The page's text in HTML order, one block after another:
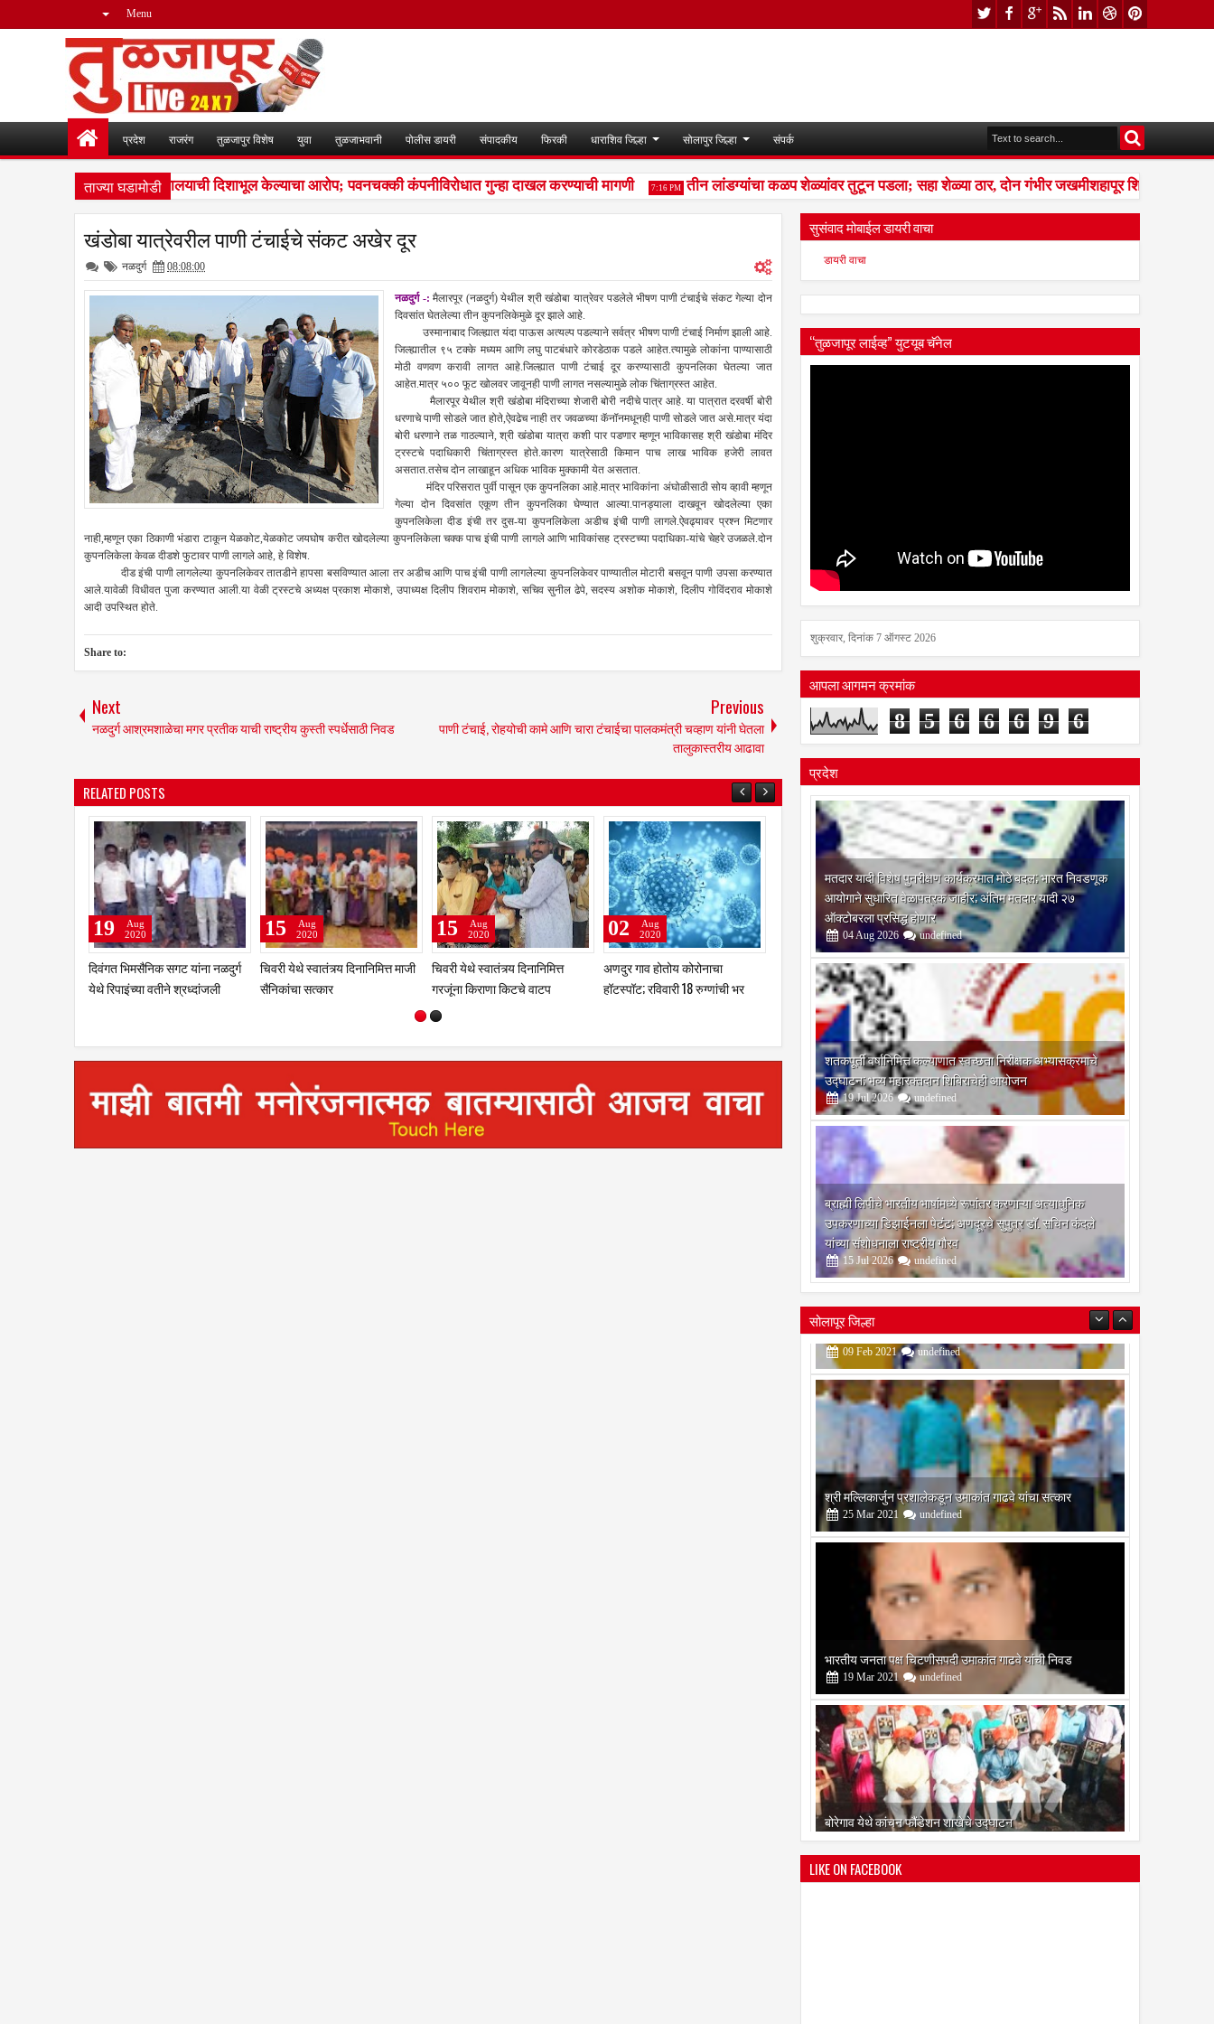
Menu
प्रदेश राजरंग तुळजापुर विशेष युवा तुळजाभवानी पोलीस डायरी संपादकीय फिरकी धाराशिव जिल्हा सोलापुर जिल्हा संपर्क
ताज्या घडामोडी
नोटरी कराराच्या आधारे न्यायालयाची दिशाभूल केल्याचा आरोप; पवनचक्की कंपनीविरोधात गुन्हा दाखल करण्याची मागणी 7:16 PM तीन लांडग्यांचा कळप शेळ्यांवर तुटून पडला; सहा शेळ्या ठार, दोन गंभीर जखमीशहापूर शिवारातील
खंडोबा यात्रेवरील पाणी टंचाईचे संकट अखेर दूर
नळदुर्ग 08:08:00
नळदुर्ग -: मैलारपूर (नळदुर्ग) येथील श्री खंडोबा यात्रेवर पडलेले भीषण पाणी टंचाईचे संकट गेल्या दोन
दिवसांत घेतलेल्या तीन कुपनलिकेमुळे दूर झाले आहे.
उस्मानाबाद जिल्ह्यात यंदा पाऊस अत्यल्प पडल्याने सर्वत्र भीषण पाणी टंचाई निर्माण झाली आहे.
जिल्ह्यातील ९५ टक्के मध्यम आणि लघु पाटबंधारे कोरडेठाक पडले आहेत.त्यामुळे लोकांना पाण्यासाठी
मोठी वणवण करावी लागत आहे.जिल्ह्यात पाणी टंचाई दूर करण्यासाठी कुपनलिका घेतल्या जात
आहेत.मात्र ५०० फूट खोलवर जावूनही पाणी लागत नसल्यामुळे लोक चिंताग्रस्त आहेत.
मैलारपूर येथील श्री खंडोबा मंदिराच्या शेजारी बोरी नदीचे पात्र आहे. या पात्रात दरवर्षी बोरी
धरणाचे पाणी सोडले जात होते,ऐवढेच नाही तर जवळच्या कॅनॉनमधूनही पाणी सोडले जात असे.मात्र यंदा
बोरी धरणाने तळ गाठल्याने, श्री खंडोबा यात्रा कशी पार पडणार म्हणून भाविकासह श्री खंडोबा मंदिर
ट्रस्टचे पदाधिकारी चिंताग्रस्त होते.कारण यात्रेसाठी किमान पाच लाख भाविक हजेरी लावत
असतात.तसेच दोन लाखाहून अधिक भाविक मुक्कामी येत असतात.
मंदिर परिसरात पुर्वी पासून एक कुपनलिका आहे.मात्र भाविकांना अंघोळीसाठी सोय व्हावी म्हणून
गेल्या दोन दिवसांत एकूण तीन कुपनलिका घेण्यात आल्या.पानड्याला दाखवून खोदलेल्या एका
कुपनलिकेला दीड इंची तर दुस-या कुपनलिकेला अडीच इंची पाणी लागले.ऐवढ्यावर प्रश्न मिटणार
नाही,म्हणून एका ठिकाणी भंडारा टाकून येळकोट,येळकोट जयघोष करीत खोदलेल्या कुपनलिकेला चक्क पाच इंची पाणी लागले आणि भाविकांसह ट्रस्टच्या पदाधिका-यांचे चेहरे उजळले.दोन
कुपनलिकेला केवळ दीडशे फुटावर पाणी लागले आहे, हे विशेष.
दीड इंची पाणी लागलेल्या कुपनलिकेवर तातडीने हापसा बसविण्यात आला तर अडीच आणि पाच इंची पाणी लागलेल्या कुपनलिकेवर पाण्यातील मोटारी बसवून पाणी उपसा करण्यात
आले.यावेळी विधीवत पुजा करण्यात आली.या वेळी ट्रस्टचे अध्यक्ष प्रकाश मोकाशे, उपाध्यक्ष दिलीप शिवराम मोकाशे, सचिव सुनील ढेपे, सदस्य अशोक मोकाशे, दिलीप गोविंदराव मोकाशे
आदी उपस्थित होते.
Share to:
Next
नळदुर्ग आश्रमशाळेचा मगर प्रतीक याची राष्‍ट्रीय कुस्‍ती स्‍पर्धेसाठी निवड
Previous
पाणी टंचाई, रोहयोची कामे आणि चारा टंचाईचा पालकमंत्री चव्हाण यांनी घेतला
तालुकास्तरीय आढावा
RELATED POSTS
दिवंगत भिमसैनिक सगट यांना नळदुर्ग
येथे रिपाइंच्या वतीने श्रध्दांजली
19
Aug
2020
चिवरी येथे स्वातंत्र्य दिनानिमित्त माजी
सैनिकांचा सत्कार
15
Aug
2020
चिवरी येथे स्वातंत्र्य दिनानिमित्त
गरजूंना किराणा किटचे वाटप
15
Aug
2020
अणदुर गाव होतोय कोरोनाचा
हॉटस्पॉट; रविवारी 18 रुग्णांची भर
02
Aug
2020
काटी येथील जेष्ठ नागरिक भारत गाटे
यांचे दु:खद निधन
Jul
2020
होर्टी येथील केंद्रीय प्राथमिक शाळेत
वृक्षारोपण
22
Jul
2020
सुसंवाद मोबाईल डायरी वाचा
डायरी वाचा
“तुळजापूर लाईव्ह” युटयूब चॅनेल
शुक्रवार, दिनांक 7 ऑगस्ट 2026
आपला आगमन क्रमांक
8 5 6 6 6 9 6
प्रदेश
मतदार यादी विशेष पुनरीक्षण कार्यक्रमात मोठे बदल; भारत निवडणूक
आयोगाने सुधारित वेळापत्रक जाहीर; अंतिम मतदार यादी २७
ऑक्टोबरला प्रसिद्ध होणार
04 Aug 2026 undefined
शतकपूर्ती वर्षानिमित्त कल्याणात स्वच्छता निरीक्षक अभ्यासक्रमाचे
उद्घाटन; भव्य महारक्तदान शिबिराचेही आयोजन
19 Jul 2026 undefined
ब्राह्मी लिपीचे भारतीय भाषांमध्ये रूपांतर करणाऱ्या अत्याधुनिक
उपकरणाच्या डिझाईनला पेटंट; अणदूरचे सुपुत्र डॉ. सचिन कंदले
यांच्या संशोधनाला राष्ट्रीय गौरव
15 Jul 2026 undefined
सोलापूर जिल्हा
श्री मल्लिकार्जुन प्रशालेकडून उमाकांत गाढवे यांचा सत्कार
Mar 2021 undefined
भारतीय जनता पक्ष चिटणीसपदी उमाकांत गाढवे यांची निवड
2021 undefined
बोरेगाव येथे कांचन फौंडेशन शाखेचे उद्घाटन
Mar 2021 undefined
LIKE ON FACEBOOK